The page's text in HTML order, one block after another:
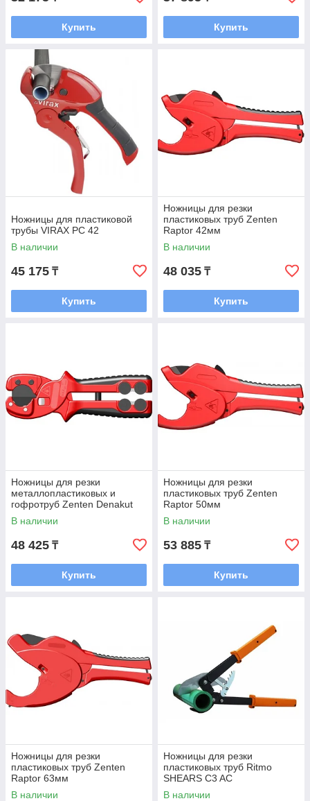
Купить Купить
Ножницы для пластиковой
трубы VIRAX РС 42
В наличии
45 175 ₸
Купить
Ножницы для резки
пластиковых труб Zenten
Raptor 42мм
В наличии
48 035 ₸
Купить
Ножницы для резки
металлопластиковых и
гофротруб Zenten Denakut
26мм
В наличии
48 425 ₸
Купить
Ножницы для резки
пластиковых труб Zenten
Raptor 50мм
В наличии
53 885 ₸
Купить
Ножницы для резки
пластиковых труб Zenten
Raptor 63мм
В наличии
Ножницы для резки
пластиковых труб Ritmo
SHEARS C3 AC
В наличии